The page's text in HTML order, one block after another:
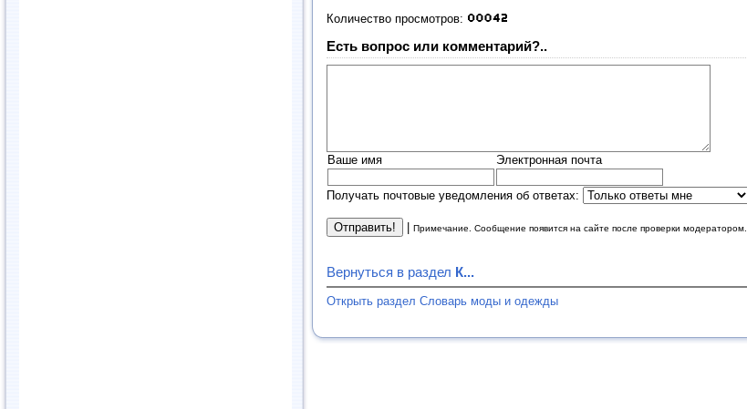
Количество просмотров:
Есть вопрос или комментарий?..
Ваше имя Электронная почта
Получать почтовые уведомления об ответах:
Примечание. Сообщение появится на сайте после проверки модератором.
Вернуться в раздел К...
Открыть раздел Словарь моды и одежды